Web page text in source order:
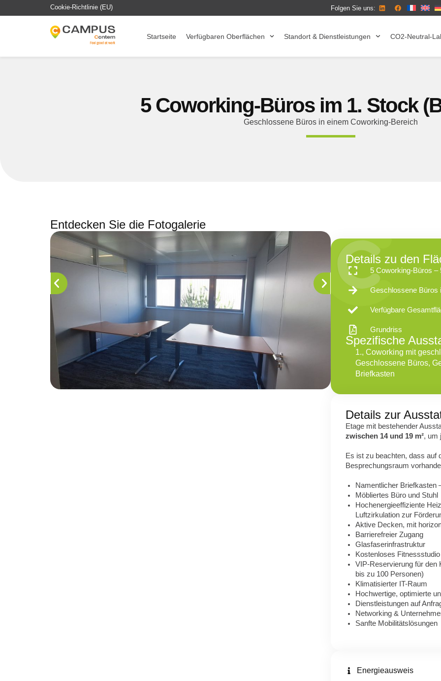
Cookie-Richtlinie (EU) Folgen Sie uns:
Startseite Verfügbaren Oberflächen Standort & Dienstleistungen CO2-Neutral-
5 Coworking-Büros im 1. Stock
Geschlossene Büros in einem Coworking-Bereich
Entdecken Sie die Fotogalerie
Details zu den
5 Coworking-Büros –
Geschlossene Büros
Verfügbare
Grundriss
Spezifische
1., Coworking mit
Geschlossene Büros,
Briefkasten
Details zur
Etage mit bestehender
zwischen 14 und 19 m², um
Es ist zu beachten, dass auf
Besprechungsraum
Namentlicher Briefkasten
Möbliertes Büro und Stuhl
Hochenergieeffiziente
Luftzirkulation zur
Aktive Decken, mit
Barrierefreier Zugang
Glasfaserinfrastruktur
Kostenloses
VIP-Reservierung für den
bis zu 100 Personen)
Klimatisierter IT-Raum
Hochwertige, optimierte
Dienstleistungen auf
Networking &
Sanfte Mobilitätslösungen
Energieausweis